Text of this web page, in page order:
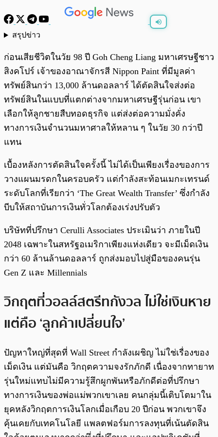
สรุปข่าว
ก่อนเสียชีวิตในวัย 98 ปี Goh Cheng Liang มหาเศรษฐีชาว
สิงคโปร์ เจ้าของอาณาจักรสี Nippon Paint ที่มีมูลค่า
ทรัพย์สินกว่า 13,000 ล้านดอลลาร์ ได้ตัดสินใจส่งต่อ
ทรัพย์สินในแบบที่แตกต่างจากมหาเศรษฐีรุ่นก่อน เขา
เลือกให้ลูกชายสืบทอดธุรกิจ แต่ส่งต่อความมั่งคั่ง
ทางการเงินจำนวนมหาศาลให้หลาน ๆ ในวัย 30 กว่าปี
แทน
เบื้องหลังการตัดสินใจครั้งนี้ ไม่ได้เป็นเพียงเรื่องของการ
วางแผนมรดกในครอบครัว แต่กำลังสะท้อนเมกะเทรนด์
ระดับโลกที่เรียกว่า ‘The Great Wealth Transfer’ ซึ่งกำลัง
บีบให้สถาบันการเงินทั่วโลกต้องเร่งปรับตัว
บริษัทที่ปรึกษา Cerulli Associates ประเมินว่า ภายในปี
2048 เฉพาะในสหรัฐอเมริกาเพียงแห่งเดียว จะมีเม็ดเงิน
กว่า 60 ล้านล้านดอลลาร์ ถูกส่งมอบไปสู่มือของคนรุ่น
Gen Z และ Millennials
วิกฤตที่วอลล์สตรีทกังวล ไม่ใช่เงินหาย
แต่คือ ‘ลูกค้าเปลี่ยนใจ’
ปัญหาใหญ่ที่สุดที่ Wall Street กำลังเผชิญ ไม่ใช่เรื่องของ
เม็ดเงิน แต่มันคือ วิกฤตความจงรักภักดี เนื่องจากทายาท
รุ่นใหม่แทบไม่มีความรู้สึกผูกพันหรือภักดีต่อที่ปรึกษา
ทางการเงินของพ่อแม่พวกเขาเลย คนกลุ่มนี้เติบโตมาใน
ยุคหลังวิกฤตการเงินโลกเมื่อเกือบ 20 ปีก่อน พวกเขาจึง
คุ้นเคยกับเทคโนโลยี แพลตฟอร์มการลงทุนที่เน้นตัดสิน